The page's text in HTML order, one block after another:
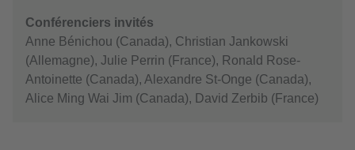
Conférenciers invités
Anne Bénichou (Canada), Christian Jankowski
(Allemagne), Julie Perrin (France), Ronald Rose-
Antoinette (Canada), Alexandre St-Onge (Canada),
Alice Ming Wai Jim (Canada), David Zerbib (France)